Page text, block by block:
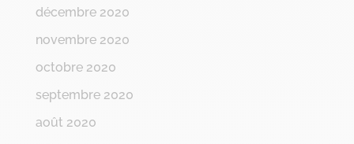
décembre 2020
novembre 2020
octobre 2020
septembre 2020
août 2020